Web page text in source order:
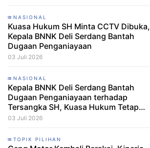
NASIONAL
Kuasa Hukum SH Minta CCTV Dibuka,
Kepala BNNK Deli Serdang Bantah
Dugaan Penganiayaan
03 Juli 2026
NASIONAL
Kepala BNNK Deli Serdang Bantah
Dugaan Penganiayaan terhadap
Tersangka SH, Kuasa Hukum Tetap
Minta CCTV Dibuka
03 Juli 2026
TOPIK PILIHAN